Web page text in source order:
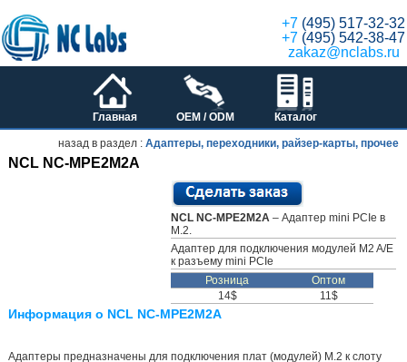
+7 (495) 517-32-32
+7 (495) 542-38-47
zakaz@nclabs.ru
Главная OEM / ODM Каталог
назад в раздел :Адаптеры, переходники, райзер-карты, прочее
NCL NC-MPE2M2A
NCL NC-MPE2M2A– Адаптер mini PCIe в
M.2.
Адаптер для подключения модулей M2 A/E
к разъему mini PCIe
Розница
Оптом
14$
11$
Информация о NCL NC-MPE2M2A
Адаптеры предназначены для подключения плат (модулей) M.2 к слоту